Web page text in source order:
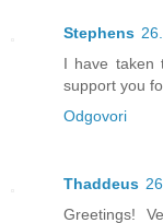
Stephens
I have taken
support you
Odgovori
Thaddeus
Greetings!